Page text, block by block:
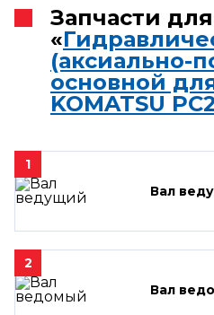
Запчасти
«
(аксиально-
основной
KOMATSU
1
Вал
2
Вал